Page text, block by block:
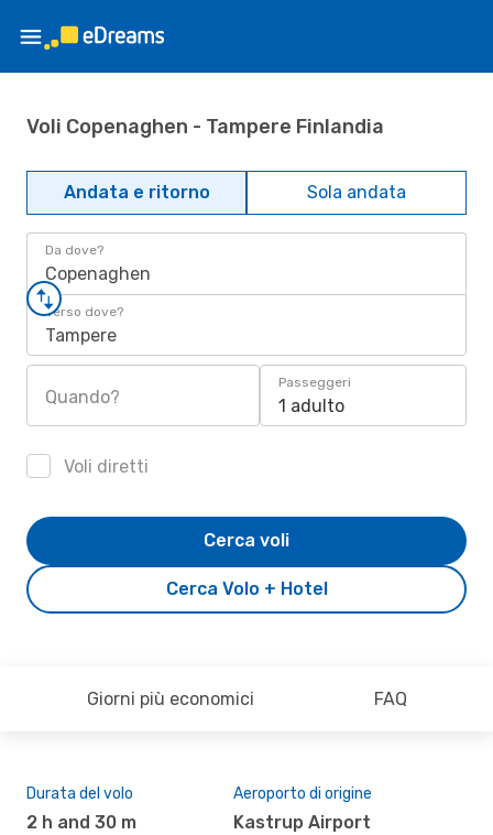
Voli Copenaghen - Tampere Finlandia
Andata e ritorno Sola andata
Da dove?
Copenaghen
Verso dove?
Tampere
Quando?
Passeggeri
1 adulto
Voli diretti
Cerca Volo + Hotel
Cerca voli
Giorni più economici FAQ
Durata del volo
2 h and 30 m
Aeroporto di origine
Kastrup Airport